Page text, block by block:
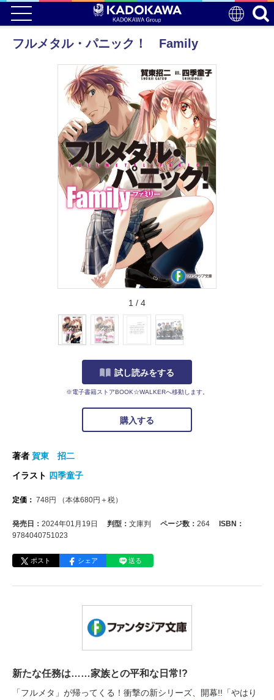
フルメタル・パニック！ Family
1 / 4
試し読みをする
※電子書籍ストアBOOK☆WALKERへ移動します。
購入する
著者 賀東 招二
イラスト 四季童子
定価： 748円 （本体680円＋税）
発売日： 2024年01月19日 判型： 文庫判 ページ数： 264
ISBN：
9784040751023
ポスト シェア 送る
新たな任務は……家族との平和な日常!?
「フルメタ」が帰ってくる！衝撃の新シリーズ、開幕!!「やはり